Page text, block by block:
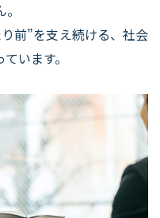
前”を支え続ける、社会
います。